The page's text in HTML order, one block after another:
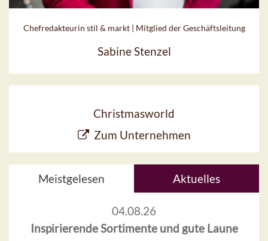
Chefredakteurin stil & markt | Mitglied der Geschäftsleitung
Sabine Stenzel
Christmasworld
Zum Unternehmen
Meistgelesen Aktuelles
04.08.26
Inspirierende Sortimente und gute Laune